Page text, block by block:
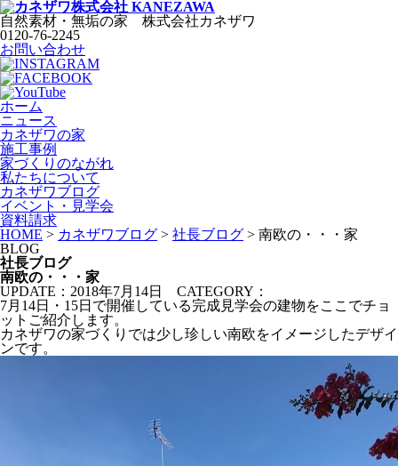
自然素材・無垢の家 株式会社カネザワ
0120-76-2245
お問い合わせ
ホーム
ニュース
カネザワの家
施工事例
家づくりのながれ
私たちについて
カネザワブログ
イベント・見学会
資料請求
HOME > カネザワブログ > 社長ブログ > 南欧の・・・家
BLOG
社長ブログ
南欧の・・・家
UPDATE：2018年7月14日
CATEGORY：
7月14日・15日で開催している完成見学会の建物をここでチョ
ットご紹介します。
カネザワの家づくりでは少し珍しい南欧をイメージしたデザイ
ンです。